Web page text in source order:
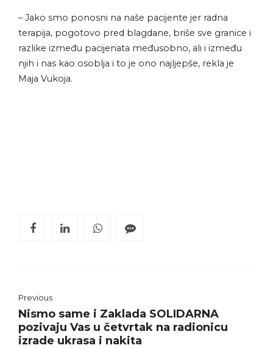
– Jako smo ponosni na naše pacijente jer radna
terapija, pogotovo pred blagdane, briše sve granice i
razlike između pacijenata međusobno, ali i između
njih i nas kao osoblja i to je ono najljepše, rekla je
Maja Vukoja.
Previous
Nismo same i Zaklada SOLIDARNA
pozivaju Vas u četvrtak na radionicu
izrade ukrasa i nakita